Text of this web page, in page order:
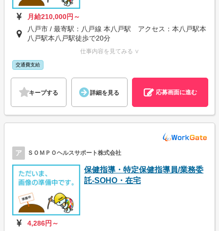
月給210,000円～
八戸市 / 最寄駅：八戸線 本八戸駅 アクセス：本八戸駅本
八戸駅本八戸駅徒歩で20分
仕事内容を見てみる ∨
交通費支給
キープする 詳細を見る 応募画面に進む
ア ＳＯＭＰＯヘルスサポート株式会社
保健指導・特定保健指導員/業務委
託-SOHO・在宅
4,286円～